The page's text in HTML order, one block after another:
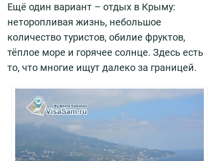
Ещё один вариант – отдых в Крыму:
неторопливая жизнь, небольшое
количество туристов, обилие фруктов,
тёплое море и горячее солнце. Здесь есть
то, что многие ищут далеко за границей.